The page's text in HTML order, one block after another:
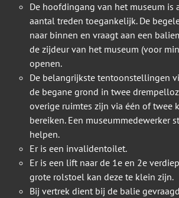
De hoofdingang van het museum is
aantal treden toegankelijk. De
naar binnen en vraagt aan een
de zijdeur van het museum (voor
openen.
De belangrijkste tentoonstellingen
de begane grond in twee
overige ruimtes zijn via één of twee
bereiken. Een museummedewerker
helpen.
Er is een invalidentoilet.
Er is een lift naar de 1e en 2e
grote rolstoel kan deze te klein zijn.
Bij vertrek dient bij de balie